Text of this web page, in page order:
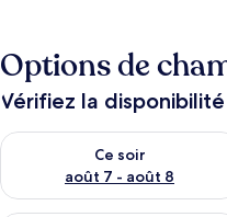
Options de
Vérifiez la
Ce soir
août 7 - août 8
Vérifier la disponibilité pour